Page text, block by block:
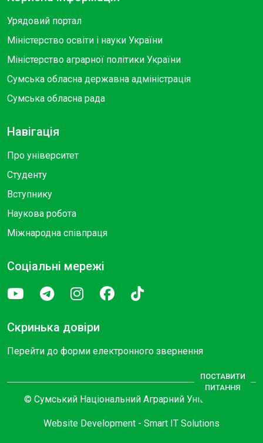
Урядовий портал
Міністерство освіти і науки України
Міністерство аграрної політики України
Сумська обласна державна адміністрація
Сумська обласна рада
Навігація
Про університет
Студенту
Вступнику
Наукова робота
Міжнародна співпраця
Соціальні мережі
Скринька довіри
Перейти до форми електронного звернення
© Сумський Національний Аграрний Університет
Website Development - Smart IT Solutions
ПОСТАВИТИ
ПИТАННЯ